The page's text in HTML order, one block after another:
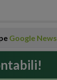
Google News